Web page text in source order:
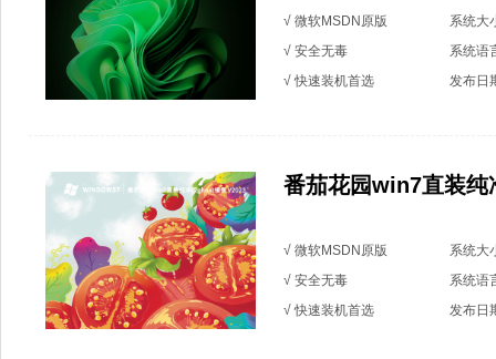
√ 微软MSDN原版
系统大
√ 安全无毒
系统语
√ 快速装机首选
发布日
番茄花园win7直装
√ 微软MSDN原版
系统大
√ 安全无毒
系统语
√ 快速装机首选
发布日